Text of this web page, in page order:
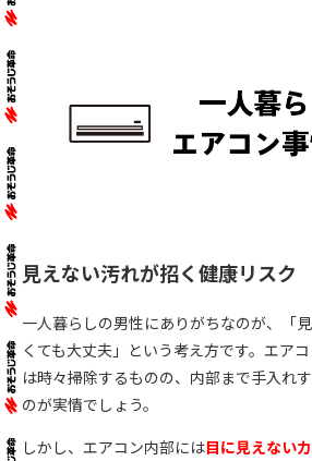
見えない汚れが招く健康リスク
一人暮らしの男性にありがちなのが、「
くても大丈夫」という考え方です。エア
は時々掃除するものの、内部まで手入れ
のが実情でしょう。
しかし、エアコン内部には目に見えない